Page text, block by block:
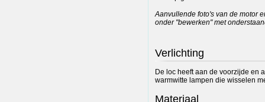
Aanvullende foto's van de motor
onder "bewerken" met
Verlichting
De loc heeft aan de voorzijde en
warmwitte lampen die wisselen
Materiaal